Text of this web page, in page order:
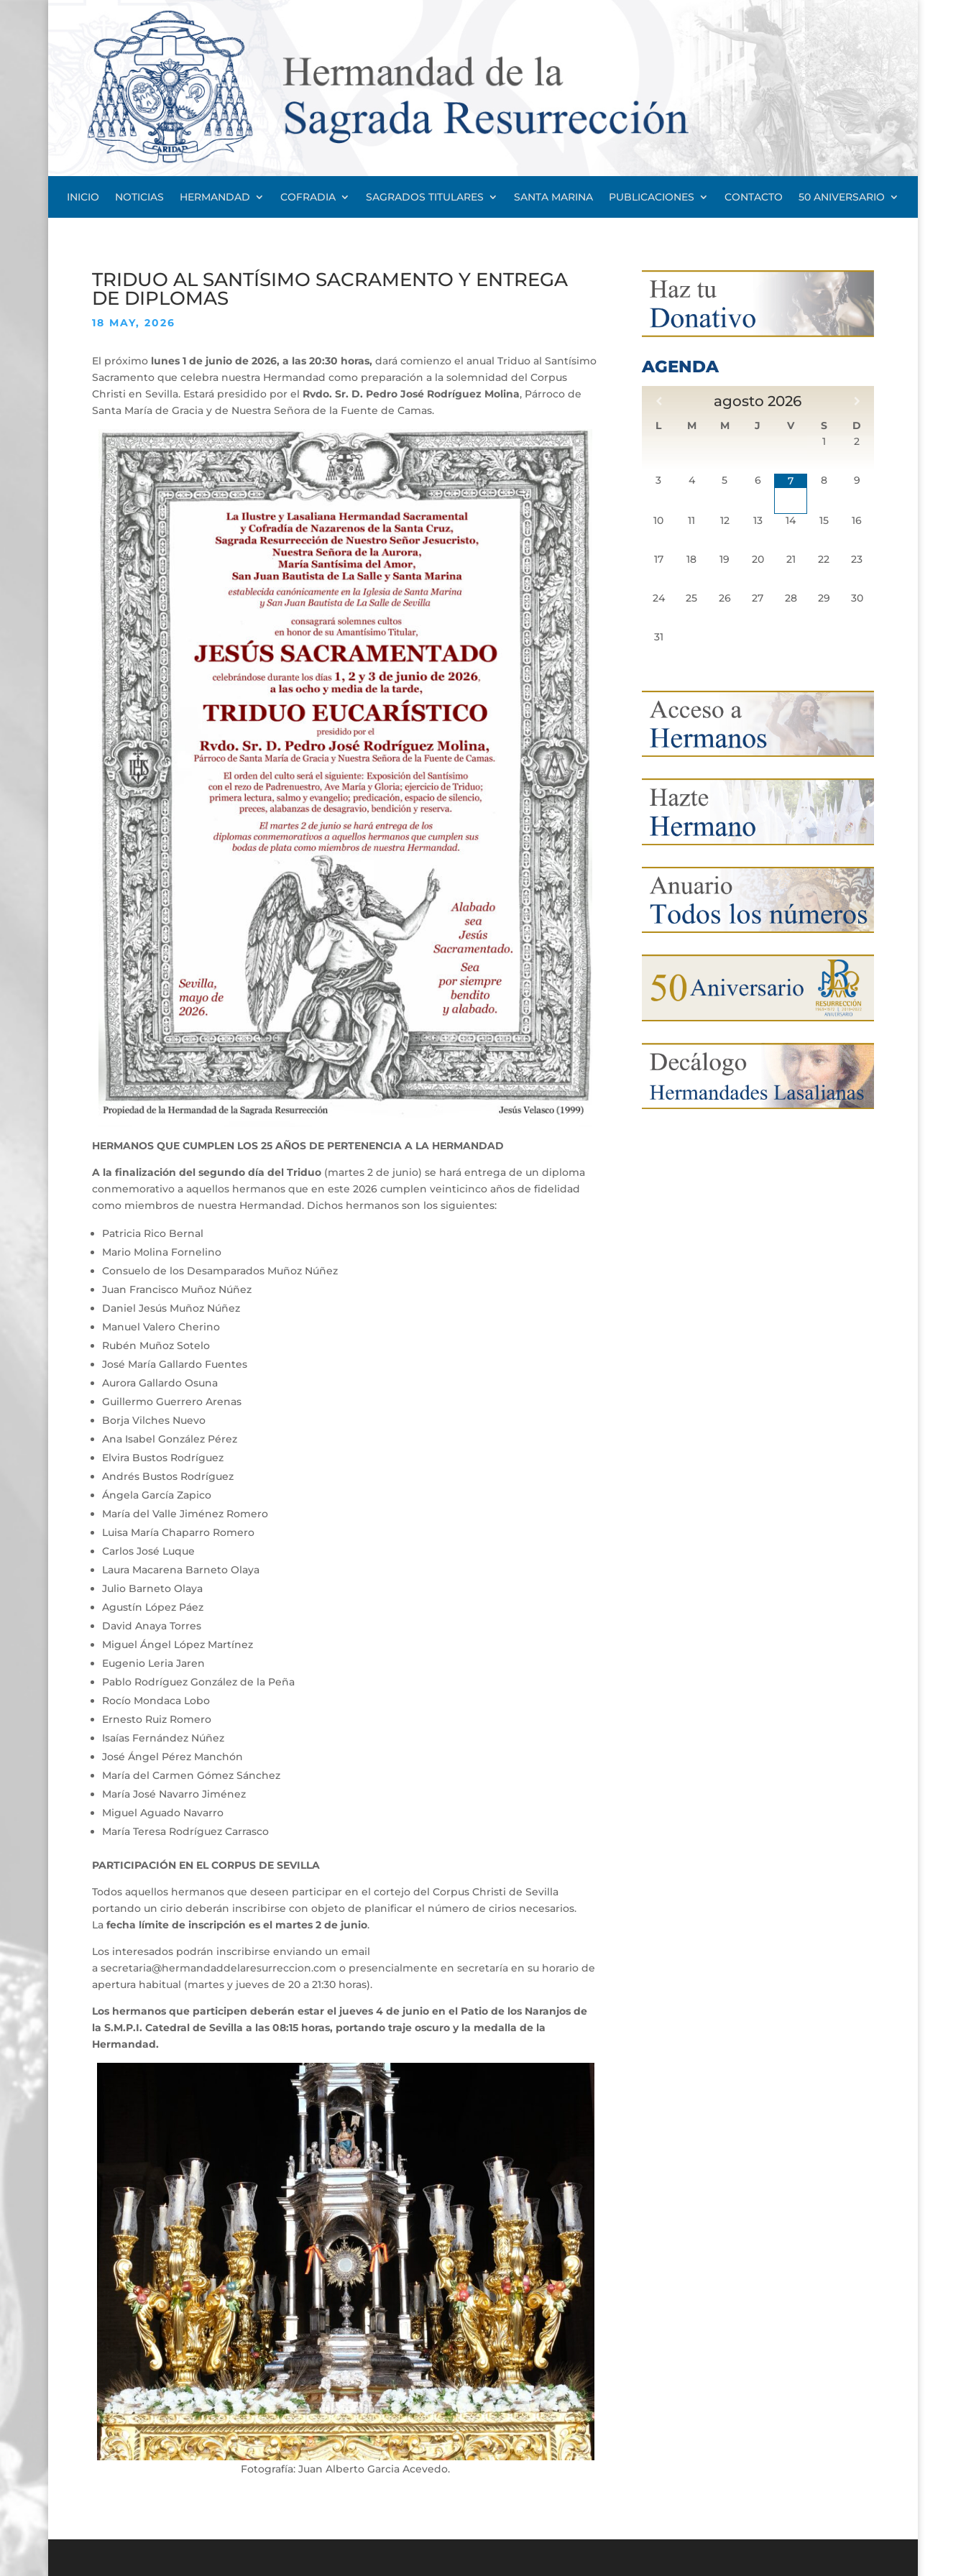
INICIO NOTICIAS HERMANDAD COFRADIA SAGRADOS TITULARES SANTA MARINA PUBLICACIONES CONTACTO 50 ANIVERSARIO
TRIDUO AL SANTÍSIMO SACRAMENTO Y ENTREGA
DE DIPLOMAS
18 MAY, 2026
El próximo lunes 1 de junio de 2026, a las 20:30 horas, dará comienzo el anual Triduo al Santísimo
Sacramento que celebra nuestra Hermandad como preparación a la solemnidad del Corpus
Christi en Sevilla. Estará presidido por el Rvdo. Sr. D. Pedro José Rodríguez Molina, Párroco de
Santa María de Gracia y de Nuestra Señora de la Fuente de Camas.
HERMANOS QUE CUMPLEN LOS 25 AÑOS DE PERTENENCIA A LA HERMANDAD
A la finalización del segundo día del Triduo(martes 2 de junio) se hará entrega de un diploma
conmemorativo a aquellos hermanos que en este 2026 cumplen veinticinco años de fidelidad
como miembros de nuestra Hermandad. Dichos hermanos son los siguientes:
Patricia Rico Bernal
Mario Molina Fornelino
Consuelo de los Desamparados Muñoz Núñez
Juan Francisco Muñoz Núñez
Daniel Jesús Muñoz Núñez
Manuel Valero Cherino
Rubén Muñoz Sotelo
José María Gallardo Fuentes
Aurora Gallardo Osuna
Guillermo Guerrero Arenas
Borja Vilches Nuevo
Ana Isabel González Pérez
Elvira Bustos Rodríguez
Andrés Bustos Rodríguez
Ángela García Zapico
María del Valle Jiménez Romero
Luisa María Chaparro Romero
Carlos José Luque
Laura Macarena Barneto Olaya
Julio Barneto Olaya
Agustín López Páez
David Anaya Torres
Miguel Ángel López Martínez
Eugenio Leria Jaren
Pablo Rodríguez González de la Peña
Rocío Mondaca Lobo
Ernesto Ruiz Romero
Isaías Fernández Núñez
José Ángel Pérez Manchón
María del Carmen Gómez Sánchez
María José Navarro Jiménez
Miguel Aguado Navarro
María Teresa Rodríguez Carrasco
PARTICIPACIÓN EN EL CORPUS DE SEVILLA
Todos aquellos hermanos que deseen participar en el cortejo del Corpus Christi de Sevilla
portando un cirio deberán inscribirse con objeto de planificar el número de cirios necesarios.
La fecha límite de inscripción es el martes 2 de junio.
Los interesados podrán inscribirse enviando un email
a secretaria@hermandaddelaresurreccion.com o presencialmente en secretaría en su horario de
apertura habitual (martes y jueves de 20 a 21:30 horas).
Los hermanos que participen deberán estar el jueves 4 de junio en el Patio de los Naranjos de
la S.M.P.I. Catedral de Sevilla a las 08:15 horas, portando traje oscuro y la medalla de la
Hermandad.
Fotografía: Juan Alberto Garcia Acevedo.
AGENDA
agosto 2026
L M M J V S
D
1
2
3 4 5 6 7 8 9
10 11 12 13 14 15 16
17 18 19 20 21 22 23
24 25 26 27 28 29 30
31